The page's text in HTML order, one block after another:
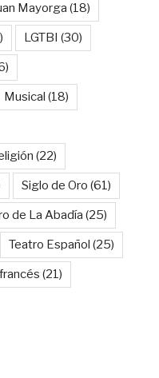
Mayorga (18)
LGTBI (30)
Musical (18)
(22)
Siglo de Oro (61)
de La Abadía (25)
Teatro Español (25)
(21)